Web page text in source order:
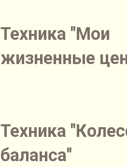
Техника "Мои
жизненные
Техника
баланса"